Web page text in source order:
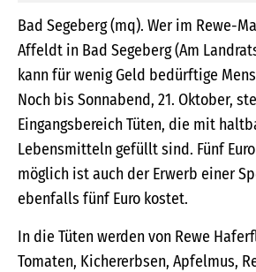
Bad Segeberg (mq). Wer im Rewe-
Affeldt in Bad Segeberg (Am
kann für wenig Geld bedürftige
Noch bis Sonnabend, 21. Oktober,
Eingangsbereich Tüten, die mit
Lebensmitteln gefüllt sind. Fünf
möglich ist auch der Erwerb einer
ebenfalls fünf Euro kostet.
In die Tüten werden von Rewe
Tomaten, Kichererbsen, Apfelmus,